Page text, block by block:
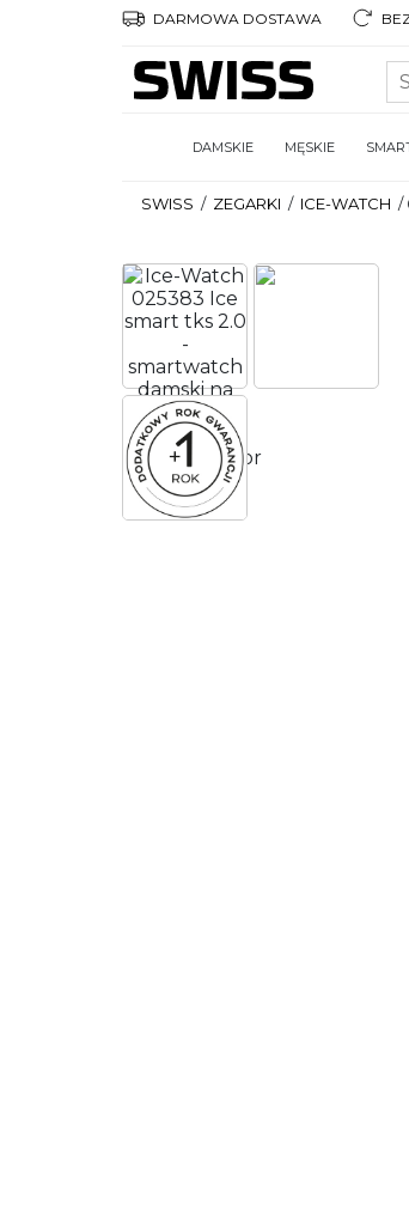
DARMOWA DOSTAWA
DAMSKIE MĘSKIE
SWISS / ZEGARKI / ICE-WATCH /